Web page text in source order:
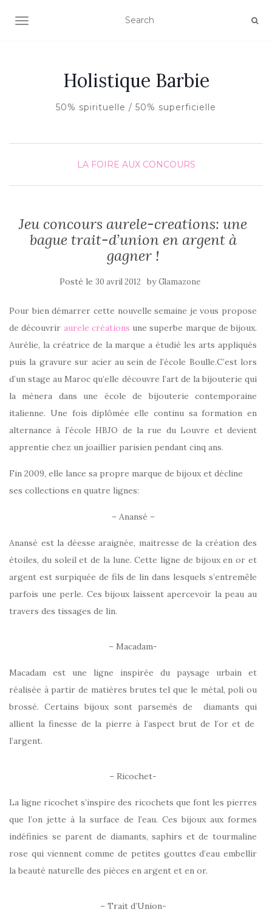
AFFICHER/MASQUER LA NAVIGATION
Holistique Barbie
50% spirituelle / 50% superficielle
LA FOIRE AUX CONCOURS
Jeu concours aurele-creations: une
bague trait-d’union en argent à
gagner !
Posté le 30 avril 2012 byGlamazone
Pour bien démarrer cette nouvelle semaine je vous propose
de découvrir aurele créations une superbe marque de bijoux.
Aurélie, la créatrice de la marque a étudié les arts appliqués
puis la gravure sur acier au sein de l’école Boulle.C’est lors
d’un stage au Maroc qu’elle découvre l’art de la bijouterie qui
la mènera dans une école de bijouterie contemporaine
italienne. Une fois diplômée elle continu sa formation en
alternance à l’école HBJO de la rue du Louvre et devient
apprentie chez un joaillier parisien pendant cinq ans.
Fin 2009, elle lance sa propre marque de bijoux et décline
ses collections en quatre lignes:
– Anansé –
Anansé est la déesse araignée, maitresse de la création des
étoiles, du soleil et de la lune. Cette ligne de bijoux en or et
argent est surpiquée de fils de lin dans lesquels s’entremêle
parfois une perle. Ces bijoux laissent apercevoir la peau au
travers des tissages de lin.
– Macadam-
Macadam est une ligne inspirée du paysage urbain et
réalisée à partir de matières brutes tel que le métal, poli ou
brossé. Certains bijoux sont parsemés de diamants qui
allient la finesse de la pierre à l’aspect brut de l’or et de
l’argent.
– Ricochet-
La ligne ricochet s’inspire des ricochets que font les pierres
que l’on jette à la surface de l’eau. Ces bijoux aux formes
indéfinies se parent de diamants, saphirs et de tourmaline
rose qui viennent comme de petites gouttes d’eau embellir
la beauté naturelle des pièces en argent et en or.
– Trait d’Union-